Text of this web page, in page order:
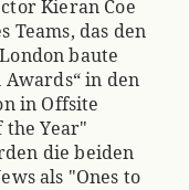
Kieran Coe
Teams, das den
baute
in den
in Offsite
the Year"
die beiden
als "Ones to